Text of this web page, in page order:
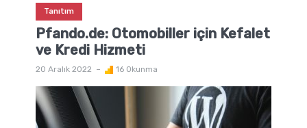
Tanıtım
Pfando.de: Otomobiller için Kefalet
ve Kredi Hizmeti
20 Aralık 2022 16 Okunma